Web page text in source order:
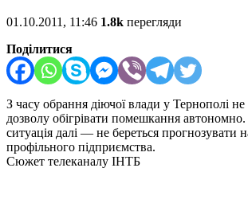
01.10.2011, 11:46 1.8k перегляди
Поділитися
З часу обрання діючої влади у Тернополі
дозволу обігрівати помешкання
ситуація далі — не береться прогнозувати
профільного підприємства.
Сюжет телеканалу ІНТБ